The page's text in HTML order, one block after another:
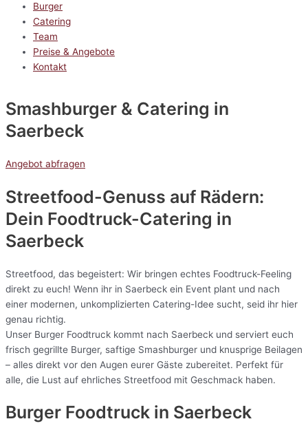
Burger
Catering
Team
Preise & Angebote
Kontakt
Smashburger & Catering in
Saerbeck
Angebot abfragen
Streetfood-Genuss auf Rädern:
Dein Foodtruck-Catering in
Saerbeck
Streetfood, das begeistert: Wir bringen echtes Foodtruck-Feeling
direkt zu euch! Wenn ihr in Saerbeck ein Event plant und nach
einer modernen, unkomplizierten Catering-Idee sucht, seid ihr hier
genau richtig.
Unser Burger Foodtruck kommt nach Saerbeck und serviert euch
frisch gegrillte Burger, saftige Smashburger und knusprige Beilagen
– alles direkt vor den Augen eurer Gäste zubereitet. Perfekt für
alle, die Lust auf ehrliches Streetfood mit Geschmack haben.
Burger Foodtruck in Saerbeck